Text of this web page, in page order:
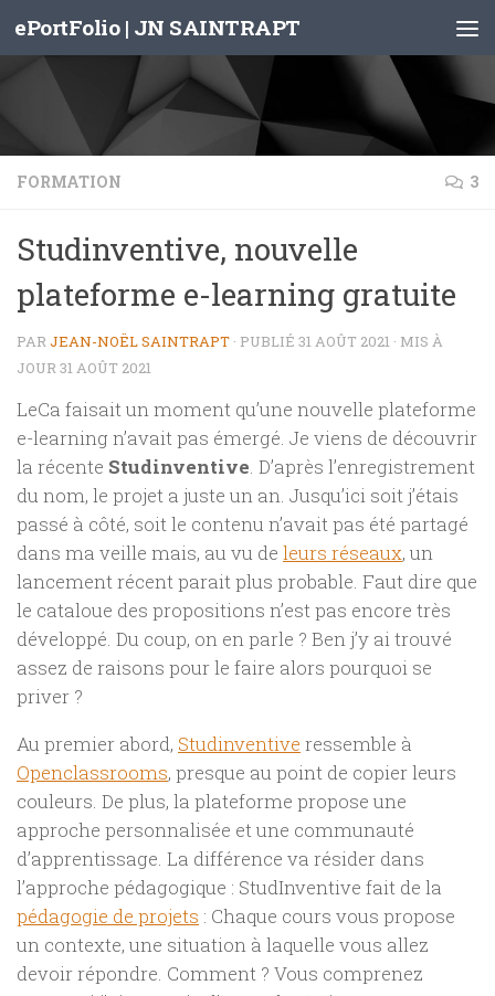
Skip to content
ePortFolio | JN SAINTRAPT
FORMATION 3
Studinventive, nouvelle
plateforme e-learning gratuite
PARJEAN-NOËL SAINTRAPT · PUBLIÉ 31 AOÛT 2021 · MIS À
JOUR31 AOÛT 2021
LeCa faisait un moment qu’une nouvelle plateforme
e-learning n’avait pas émergé. Je viens de découvrir
la récente Studinventive. D’après l’enregistrement
du nom, le projet a juste un an. Jusqu’ici soit j’étais
passé à côté, soit le contenu n’avait pas été partagé
dans ma veille mais, au vu de leurs réseaux, un
lancement récent parait plus probable. Faut dire que
le cataloue des propositions n’est pas encore très
développé. Du coup, on en parle ? Ben j’y ai trouvé
assez de raisons pour le faire alors pourquoi se
priver ?
Au premier abord, Studinventive ressemble à
Openclassrooms, presque au point de copier leurs
couleurs. De plus, la plateforme propose une
approche personnalisée et une communauté
d’apprentissage. La différence va résider dans
l’approche pédagogique : StudInventive fait de la
pédagogie de projets : Chaque cours vous propose
un contexte, une situation à laquelle vous allez
devoir répondre. Comment ? Vous comprenez